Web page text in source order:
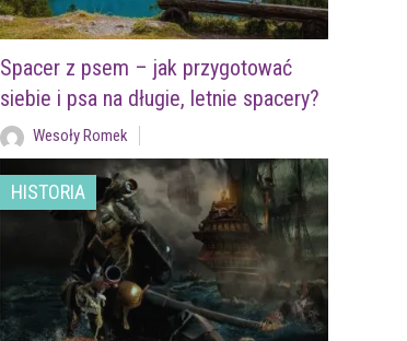
Spacer z psem – jak przygotować
siebie i psa na długie, letnie spacery?
Wesoły Romek
HISTORIA